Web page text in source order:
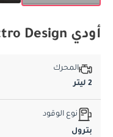
أودي A4 45 TFSI Quattro Design (252 حصان) المواصفات الأساسية
المحرك
2 ليتر
نوع الوقود
بترول